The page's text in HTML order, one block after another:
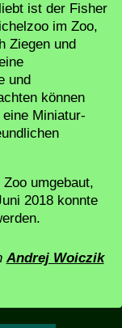
ist der Fisher
im Zoo,
Ziegen und
und
können
Miniatur-
umgebaut,
2018 konnte
Andrej Woiczik